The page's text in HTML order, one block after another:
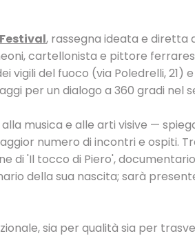
, rassegna ideata e diretta
cartellonista e pittore
vigili del fuoco (via Poledrelli, 21)
per un dialogo a 360 gradi nel
musica e alle arti visive —
numero di incontri e ospiti.
di 'Il tocco di Piero',
della sua nascita; sarà
sia per qualità sia per